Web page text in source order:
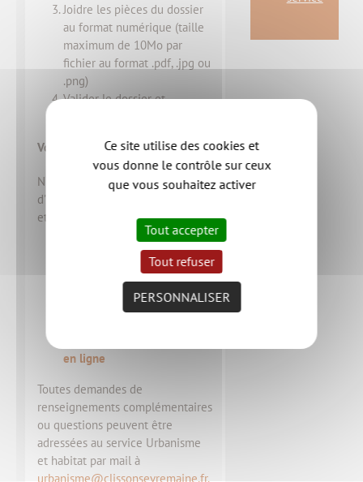
Joidre les pièces du dossier
au format numérique (taille
maximum de 10Mo par
fichier au format .pdf, .jpg ou
.png)
Valider le dossier et
Vous rencontrez des difficultés ?
N’hésitez pas consulter les guides
d'utilisation (création de compte
et dépôt de dossier) ci-dessous :
Pour les particuliers :guide
d’utilisation de la démarche
en ligne
Toutes demandes de
renseignements complémentaires
ou questions peuvent être
adressées au service Urbanisme
et habitat par mail à
urbanisme@clissonsevremaine.fr.
Ce site utilise des cookies et
vous donne le contrôle sur ceux
que vous souhaitez activer
Tout accepter
Tout refuser
PERSONNALISER